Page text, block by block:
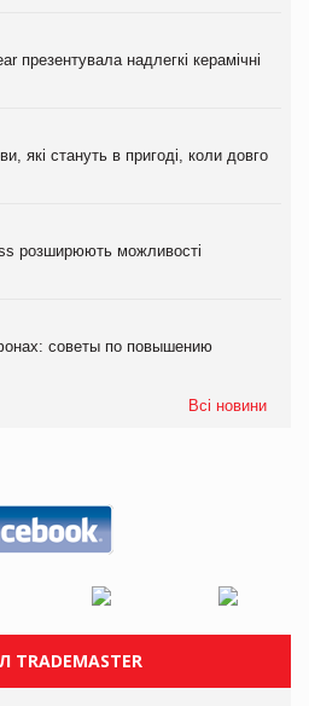
презентувала надлегкі керамічні
які стануть в пригоді, коли довго
розширюють можливості
советы по повышению
Всі новини